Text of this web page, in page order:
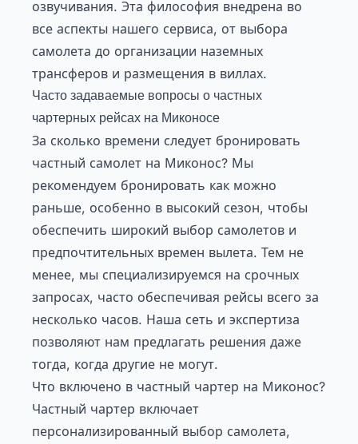
озвучивания. Эта философия внедрена во
все аспекты нашего сервиса, от выбора
самолета до организации наземных
трансферов и размещения в виллах.
Часто задаваемые вопросы о частных
чартерных рейсах на Миконосе
За сколько времени следует бронировать
частный самолет на Миконос? Мы
рекомендуем бронировать как можно
раньше, особенно в высокий сезон, чтобы
обеспечить широкий выбор самолетов и
предпочтительных времен вылета. Тем не
менее, мы специализируемся на срочных
запросах, часто обеспечивая рейсы всего за
несколько часов. Наша сеть и экспертиза
позволяют нам предлагать решения даже
тогда, когда другие не могут.
Что включено в частный чартер на Миконос?
Частный чартер включает
персонализированный выбор самолета,